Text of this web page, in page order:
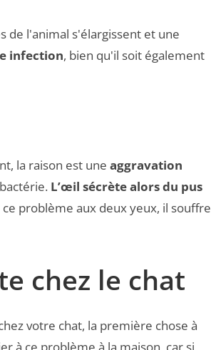
de l'animal s'élargissent et une
infection, bien qu'il soit également
la raison est une aggravation
L’œil sécrète alors du pus
problème aux deux yeux, il souffre
chez le chat
votre chat, la première chose à